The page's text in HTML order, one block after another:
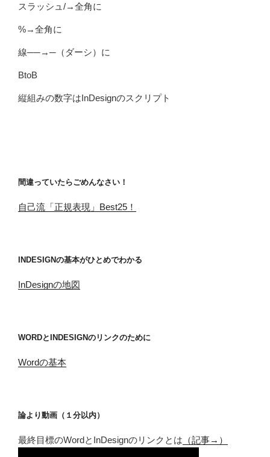
スラッシュ/→全角に
%→全角に
線──→─（ダーシ）に
BtoB
縦組みの数字はInDesignのスクリプト
間違っていたらごめんなさい！
自己流「正規表現」Best25！
INDESIGNの基本がひとめでわかる
InDesignの地図
WORDとINDESIGNのリンクのために
Wordの基本
論より動画（１分以内）
最終目標のWordとInDesignのリンクとは （記事→）